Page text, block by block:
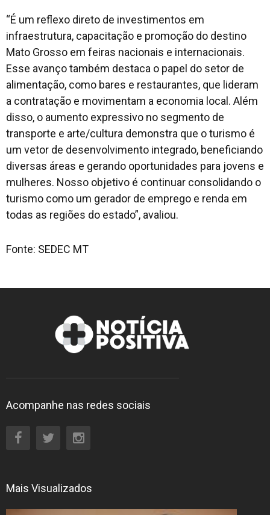
“É um reflexo direto de investimentos em
infraestrutura, capacitação e promoção do destino
Mato Grosso em feiras nacionais e internacionais.
Esse avanço também destaca o papel do setor de
alimentação, como bares e restaurantes, que lideram
a contratação e movimentam a economia local. Além
disso, o aumento expressivo no segmento de
transporte e arte/cultura demonstra que o turismo é
um vetor de desenvolvimento integrado, beneficiando
diversas áreas e gerando oportunidades para jovens e
mulheres. Nosso objetivo é continuar consolidando o
turismo como um gerador de emprego e renda em
todas as regiões do estado”, avaliou.
Fonte: SEDEC MT
Acompanhe nas redes sociais
Mais Visualizados